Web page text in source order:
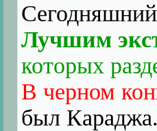
Лучшим
которых
В черном
был Караджа.